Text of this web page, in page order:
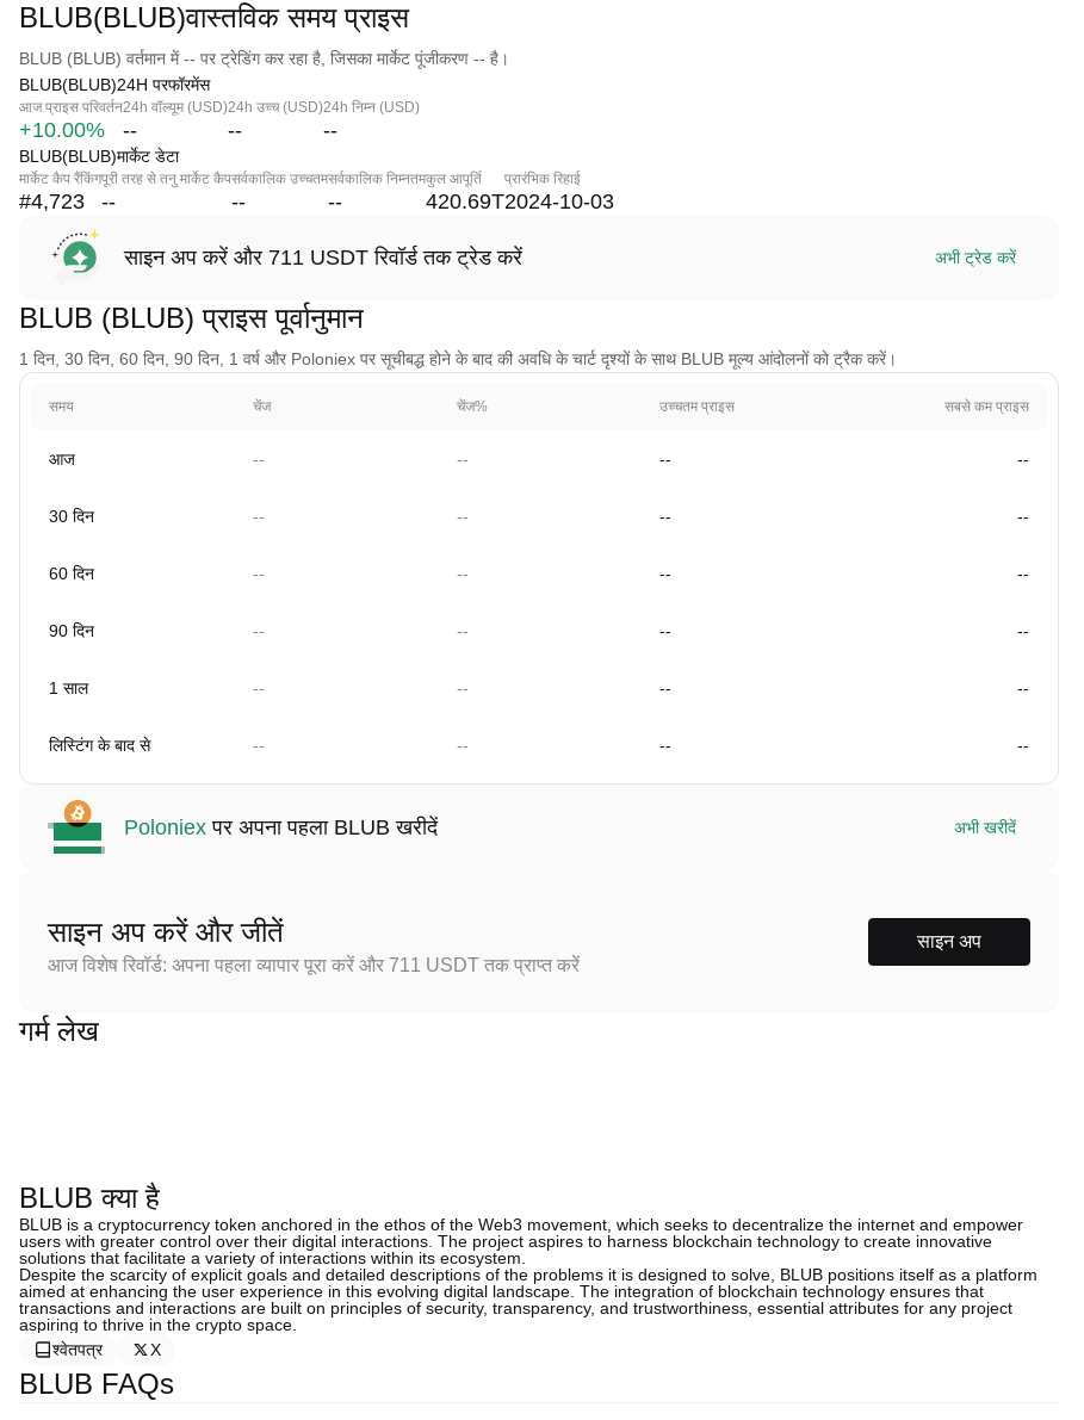
BLUB(BLUB)वास्तविक समय प्राइस
BLUB (BLUB) वर्तमान में -- पर ट्रेडिंग कर रहा है, जिसका मार्केट पूंजीकरण -- है।
BLUB(BLUB)24H परफॉरमेंस
आज प्राइस परिवर्तन
+10.00%
24h वॉल्यूम (USD)
--
24h उच्च (USD)
--
24h निम्न (USD)
--
BLUB(BLUB)मार्केट डेटा
मार्केट कैप रैंकिंग
#4,723
पूरी तरह से तनु मार्केट कैप
--
सर्वकालिक उच्चतम
--
सर्वकालिक निम्नतम
--
कुल आपूर्ति
420.69T
प्रारंभिक रिहाई
2024-10-03
साइन अप करें और 711 USDT रिवॉर्ड तक ट्रेड करें अभी ट्रेड करें
BLUB (BLUB) प्राइस पूर्वानुमान
1 दिन, 30 दिन, 60 दिन, 90 दिन, 1 वर्ष और Poloniex पर सूचीबद्ध होने के बाद की अवधि के चार्ट दृश्यों के साथ BLUB मूल्य आंदोलनों को ट्रैक करें।
समय चेंज चेंज% उच्चतम प्राइस सबसे कम प्राइस
आज -- -- -- --
30 दिन -- -- -- --
60 दिन -- -- -- --
90 दिन -- -- -- --
1 साल -- -- -- --
लिस्टिंग के बाद से -- -- -- --
Poloniex पर अपना पहला BLUB खरीदें अभी खरीदें
साइन अप करें और जीतें
आज विशेष रिवॉर्ड: अपना पहला व्यापार पूरा करें और 711 USDT तक प्राप्त करें
साइन अप
गर्म लेख
BLUB क्या है
BLUB is a cryptocurrency token anchored in the ethos of the Web3 movement, which seeks to decentralize the internet and empower
users with greater control over their digital interactions. The project aspires to harness blockchain technology to create innovative
solutions that facilitate a variety of interactions within its ecosystem.
Despite the scarcity of explicit goals and detailed descriptions of the problems it is designed to solve, BLUB positions itself as a platform
aimed at enhancing the user experience in this evolving digital landscape. The integration of blockchain technology ensures that
transactions and interactions are built on principles of security, transparency, and trustworthiness, essential attributes for any project
aspiring to thrive in the crypto space.
श्वेतपत्र
X
BLUB FAQs